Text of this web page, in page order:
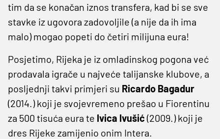
tim da se konačan iznos transfera, kad bi se sve
stavke iz ugovora zadovoljile (a nije da ih ima
malo) mogao popeti do četiri milijuna eura!
Posjetimo, Rijeka je iz omladinskog pogona već
prodavala igrače u najveće talijanske klubove, a
posljednji takvi primjeri su Ricardo Bagadur
(2014.) koji je svojevremeno prešao u Fiorentinu
za 500 tisuća eura te Ivica Ivušić (2009.) koji je
dres Rijeke zamijenio onim Intera.